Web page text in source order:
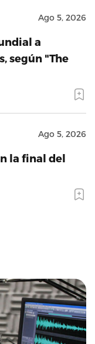
Ago 5, 2026
a
según "The
Ago 5, 2026
la final del